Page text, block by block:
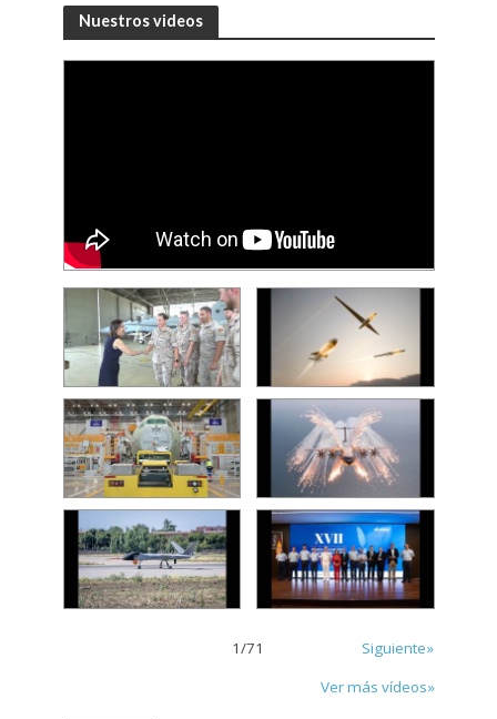
Nuestros videos
1/71
Siguiente»
Ver más vídeos»